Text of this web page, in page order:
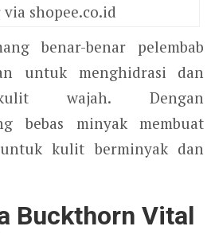
via shopee.co.id
benar-benar pelembab
untuk menghidrasi dan
kulit wajah. Dengan
bebas minyak membuat
kulit berminyak dan
Buckthorn Vital